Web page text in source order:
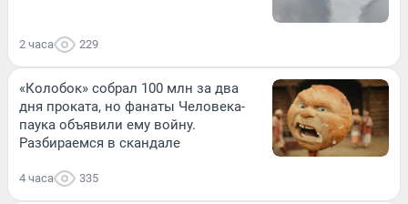
2 часа 229
«Колобок» собрал 100 млн за два
дня проката, но фанаты Человека-
паука объявили ему войну.
Разбираемся в скандале
4 часа 335